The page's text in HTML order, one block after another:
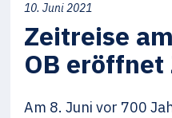
10. Juni 2021
Zeitreise
OB
Am 8. Juni vor 700